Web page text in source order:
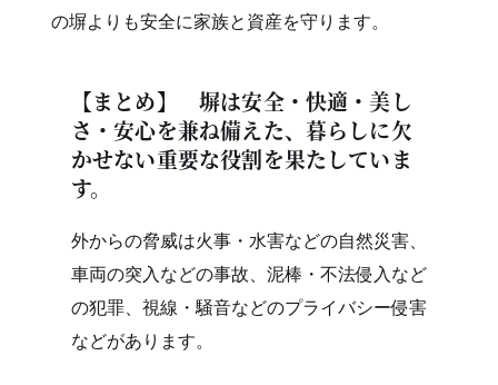
の塀よりも安全に家族と資産を守ります。
【まとめ】 塀は安全・快適・美し
さ・安心を兼ね備えた、暮らしに欠
かせない重要な役割を果たしていま
す。
外からの脅威は火事・水害などの自然災害、
車両の突入などの事故、泥棒・不法侵入など
の犯罪、視線・騒音などのプライバシー侵害
などがあります。